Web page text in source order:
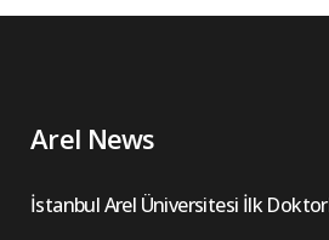
Arel News
İstanbul Arel Üniversitesi İlk